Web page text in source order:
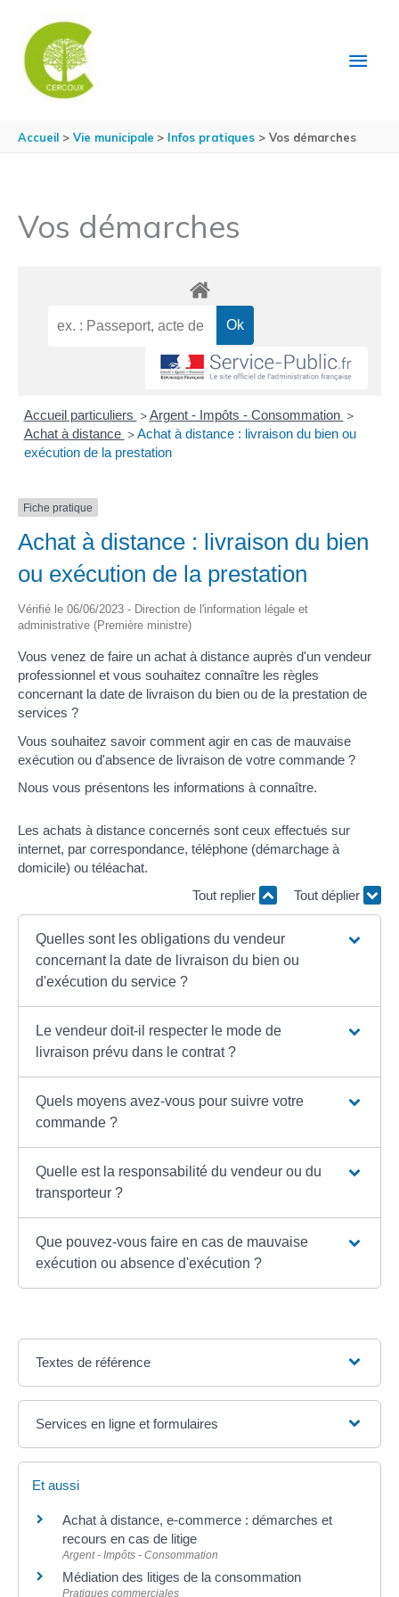
Accueil Vie municipale Infos pratiques Vos démarches
Vos démarches
Accueil particuliers > Argent - Impôts - Consommation >
Achat à distance > Achat à distance : livraison du bien ou
exécution de la prestation
Fiche pratique
Achat à distance : livraison du bien
ou exécution de la prestation
Vérifié le 06/06/2023 - Direction de l'information légale et
administrative (Première ministre)
Vous venez de faire un achat à distance auprès d'un vendeur
professionnel et vous souhaitez connaître les règles
concernant la date de livraison du bien ou de la prestation de
services ?
Vous souhaitez savoir comment agir en cas de mauvaise
exécution ou d'absence de livraison de votre commande ?
Nous vous présentons les informations à connaître.
Les achats à distance concernés sont ceux effectués sur
internet, par correspondance, téléphone (démarchage à
domicile) ou téléachat.
Tout replier
Tout déplier
Quelles sont les obligations du vendeur
concernant la date de livraison du bien ou
d'exécution du service ?
Le vendeur doit-il respecter le mode de
livraison prévu dans le contrat ?
Quels moyens avez-vous pour suivre votre
commande ?
Quelle est la responsabilité du vendeur ou du
transporteur ?
Que pouvez-vous faire en cas de mauvaise
exécution ou absence d'exécution ?
Textes de référence
Services en ligne et formulaires
Et aussi
Achat à distance, e-commerce : démarches et
recours en cas de litige
Argent - Impôts - Consommation
Médiation des litiges de la consommation
Pratiques commerciales